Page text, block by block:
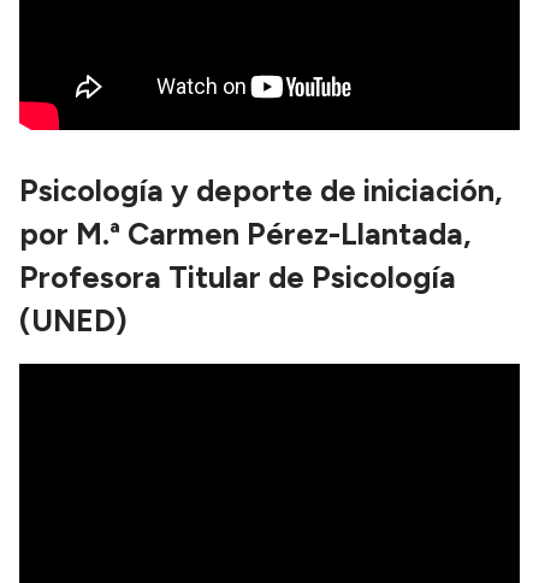
Psicología y deporte de iniciación,
por M.ª Carmen Pérez-Llantada,
Profesora Titular de Psicología
(UNED)